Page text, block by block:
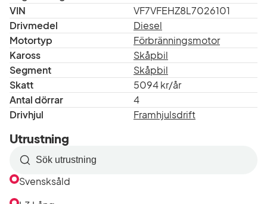
VIN
VF7VFEHZ8L7026101
Drivmedel
Diesel
Motortyp
Förbränningsmotor
Kaross
Skåpbil
Segment
Skåpbil
Skatt
5094 kr/år
Antal dörrar
4
Drivhjul
Framhjulsdrift
Utrustning
Sök
efter
Svensksåld